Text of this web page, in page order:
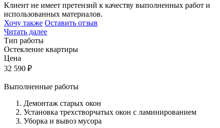
Клиент не имеет претензий к качеству выполненных работ и
использованных материалов.
Хочу также Оставить отзыв
Читать далее
Тип работы
Остекление квартиры
Цена
32 590 ₽
Выполненные работы
Демонтаж старых окон
Установка трехстворчатых окон с ламинированием
Уборка и вывоз мусора